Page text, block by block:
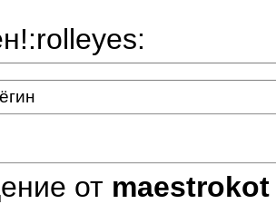
от maestrokot